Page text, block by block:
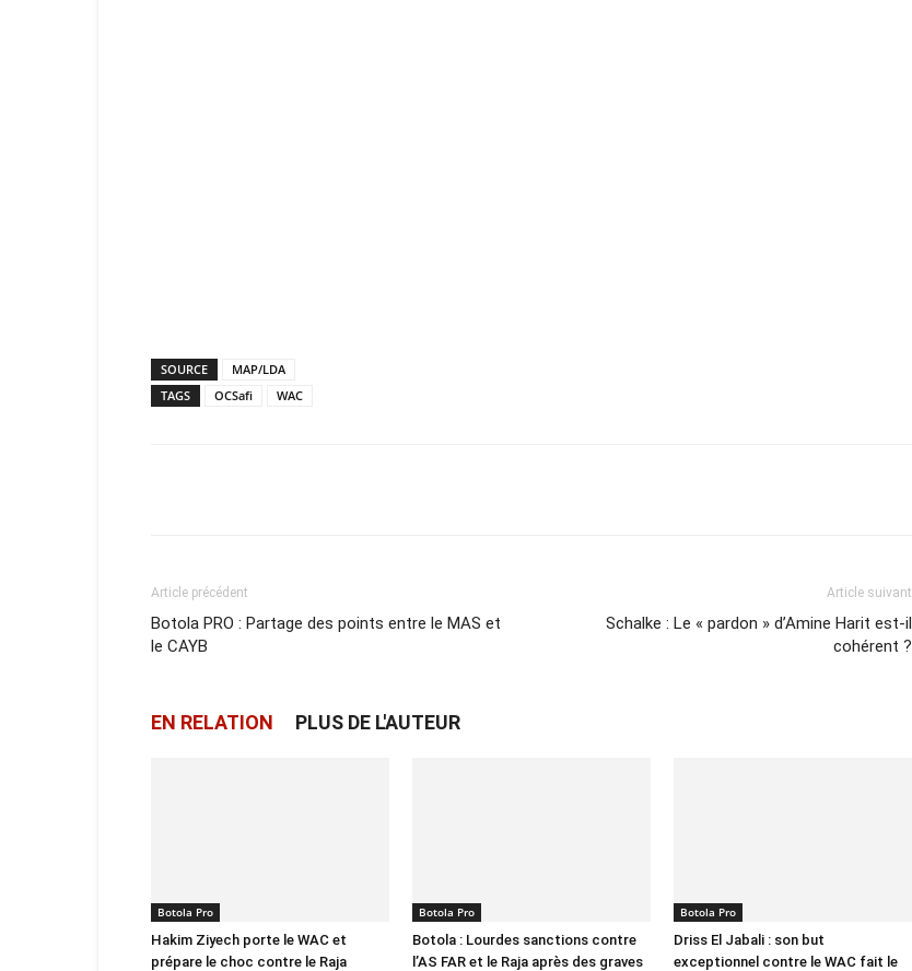
SOURCE
MAP/LDA
TAGS
OCSafi WAC
Article précédent
Botola PRO : Partage des points entre le MAS et
le CAYB
Article suivant
Schalke : Le « pardon » d’Amine Harit est-il
cohérent ?
EN RELATION PLUS DE L'AUTEUR
Botola Pro
Hakim Ziyech porte le WAC et
prépare le choc contre le Raja
Botola Pro
Botola : Lourdes sanctions contre
l’AS FAR et le Raja après des graves
Botola Pro
Driss El Jabali : son but
exceptionnel contre le WAC fait le